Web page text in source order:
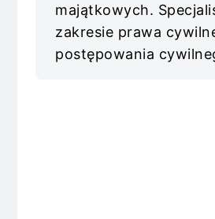
majątkowych.
zakresie prawa
postępowania